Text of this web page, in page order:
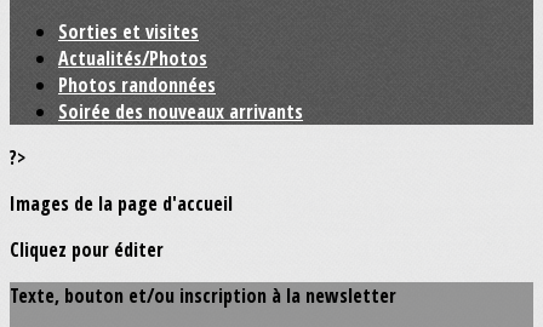
Sorties et visites
Actualités/Photos
Photos randonnées
Soirée des nouveaux arrivants
?>
Images de la page d'accueil
Cliquez pour éditer
Texte, bouton et/ou inscription à la newsletter